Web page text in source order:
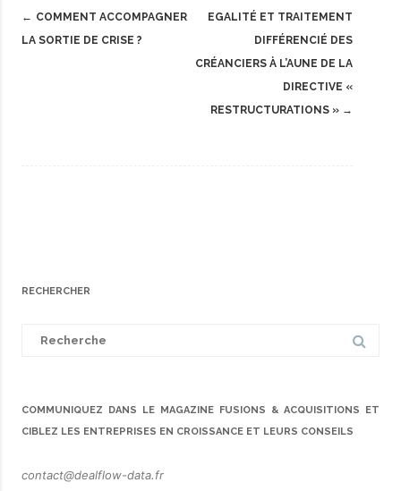
Post
navigation
← COMMENT ACCOMPAGNER
LA SORTIE DE CRISE ?
EGALITÉ ET TRAITEMENT
DIFFÉRENCIÉ DES
CRÉANCIERS À L’AUNE DE LA
DIRECTIVE «
RESTRUCTURATIONS » →
RECHERCHER
COMMUNIQUEZ DANS LE MAGAZINE FUSIONS & ACQUISITIONS ET
CIBLEZ LES ENTREPRISES EN CROISSANCE ET LEURS CONSEILS
contact@dealflow-data.fr